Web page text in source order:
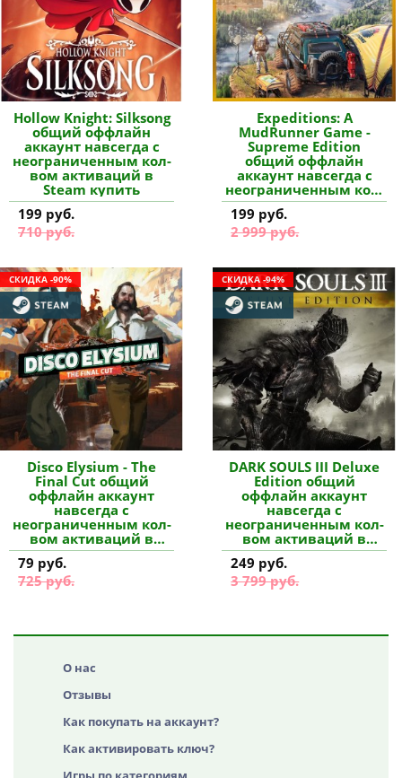
Hollow Knight: Silksong
общий оффлайн
аккаунт навсегда с
неограниченным кол-
вом активаций в
Steam купить
199 руб.
710 руб.
Expeditions: A
MudRunner Game -
Supreme Edition
общий оффлайн
аккаунт навсегда с
неограниченным кол-
вом активаций в
Steam купить
199 руб.
2 999 руб.
СКИДКА -90%
Disco Elysium - The
Final Cut общий
оффлайн аккаунт
навсегда с
неограниченным кол-
вом активаций в
Steam купить
79 руб.
725 руб.
СКИДКА -94%
DARK SOULS III Deluxe
Edition общий
оффлайн аккаунт
навсегда с
неограниченным кол-
вом активаций в
Steam купить
249 руб.
3 799 руб.
О нас
Отзывы
Как покупать на аккаунт?
Как активировать ключ?